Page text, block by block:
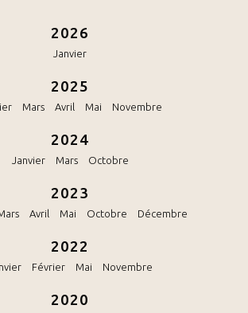
2026
Janvier
2025
Mars Avril Mai Novembre
2024
Janvier Mars Octobre
2023
Avril Mai Octobre Décembre
2022
Février Mai Novembre
2020